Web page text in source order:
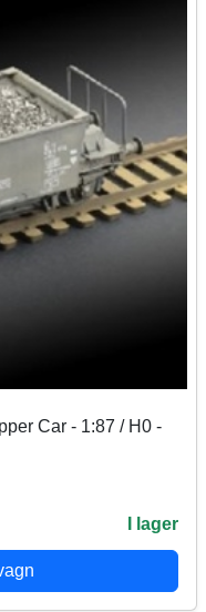
Car - 1:87 / H0 -
I lager